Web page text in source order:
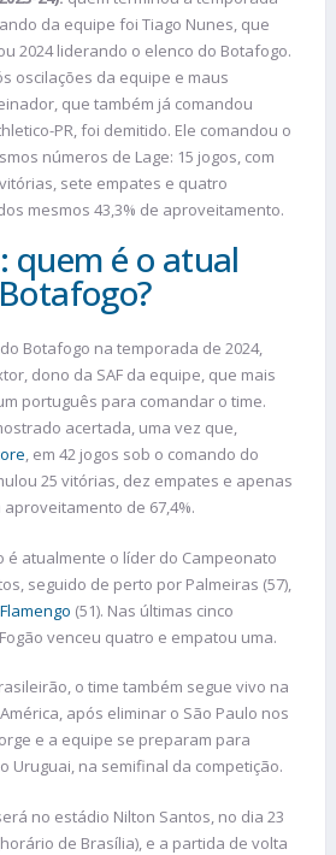
da equipe foi Tiago Nunes, que
2024 liderando o elenco do Botafogo.
oscilações da equipe e maus
que também já comandou
PR, foi demitido. Ele comandou o
números de Lage: 15 jogos, com
sete empates e quatro
mesmos 43,3% de aproveitamento.
quem é o atual
Botafogo na temporada de 2024,
dono da SAF da equipe, que mais
português para comandar o time.
acertada, uma vez que,
, em 42 jogos sob o comando do
25 vitórias, dez empates e apenas
de 67,4%.
é atualmente o líder do Campeonato
seguido de perto por Palmeiras (57),
Flamengo (51). Nas últimas cinco
venceu quatro e empatou uma.
o time também segue vivo na
após eliminar o São Paulo nos
e a equipe se preparam para
Uruguai, na semifinal da competição.
no estádio Nilton Santos, no dia 23
de Brasília), e a partida de volta